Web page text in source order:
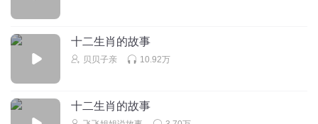
十二生肖的故事
贝贝子亲 10.92万
十二生肖的故事